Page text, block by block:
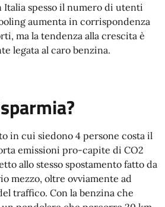
spesso il numero di utenti
aumenta in corrispondenza
ma la tendenza alla crescita è
legata al caro benzina.
in cui siedono 4 persone costa il
emissioni pro-capite di CO2
allo stesso spostamento fatto da
mezzo, oltre ovviamente ad
traffico. Con la benzina che